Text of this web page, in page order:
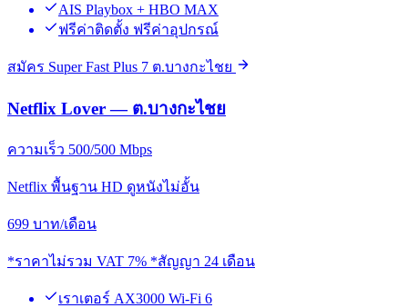
AIS Playbox + HBO MAX
ฟรีค่าติดตั้ง ฟรีค่าอุปกรณ์
สมัคร Super Fast Plus 7 ต.บางกะไชย
Netflix Lover — ต.บางกะไชย
ความเร็ว 500/500 Mbps
Netflix พื้นฐาน HD ดูหนังไม่อั้น
699 บาท/เดือน
*ราคาไม่รวม VAT 7% *สัญญา 24 เดือน
เราเตอร์ AX3000 Wi-Fi 6